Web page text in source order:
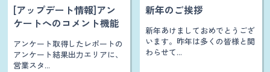
[アップデート情報]アン
ケートへのコメント機能
アンケート取得したレポートの
アンケート結果出力エリアに、
営業スタ...
新年のご挨拶
新年あけましておめでとうござ
います。昨年は多くの皆様と関
わらせて...